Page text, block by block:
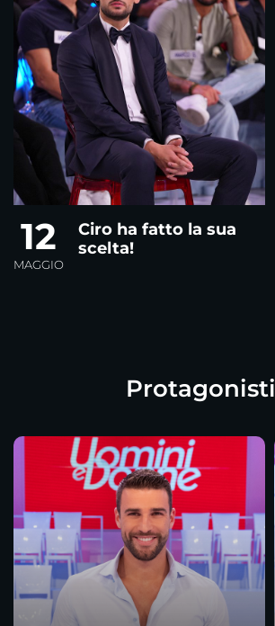
12
MAGGIO
Ciro ha fatto la sua
scelta!
Protagonisti